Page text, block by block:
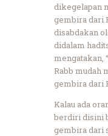
dikegelapan
gembira dari
disabdakan
didalam
mengatakan,
Rabb mudah
gembira dari
Kalau ada
berdiri disini
gembira dari